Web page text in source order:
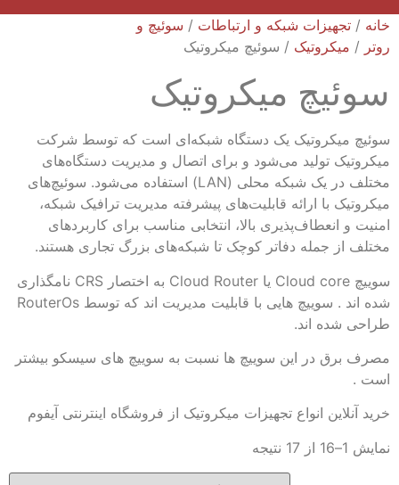
خانه / تجهیزات شبکه و ارتباطات / سوئیچ و
روتر / میکروتیک / سوئیچ میکروتیک
سوئیچ میکروتیک
سوئیچ میکروتیک یک دستگاه شبکه‌ای است که توسط شرکت
میکروتیک تولید می‌شود و برای اتصال و مدیریت دستگاه‌های
مختلف در یک شبکه محلی (LAN) استفاده می‌شود. سوئیچ‌های
میکروتیک با ارائه قابلیت‌های پیشرفته مدیریت ترافیک شبکه،
امنیت و انعطاف‌پذیری بالا، انتخابی مناسب برای کاربردهای
مختلف از جمله دفاتر کوچک تا شبکه‌های بزرگ تجاری هستند.
سوییچ Cloud core یا Cloud Router به اختصار CRS نامگذاری
شده اند . سوییچ هایی با قابلیت مدیریت اند که توسط RouterOs
طراحی شده اند.
مصرف برق در این سوییچ ها نسبت به سوییچ های سیسکو بیشتر
است .
خرید آنلاین انواع تجهیزات میکروتیک از فروشگاه اینترنتی آیفوم
نمایش 1–16 از 17 نتیجه